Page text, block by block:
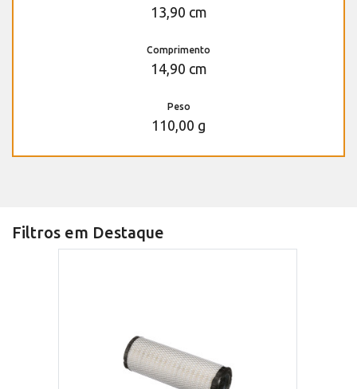
13,90 cm
Comprimento
14,90 cm
Peso
110,00 g
Filtros em Destaque